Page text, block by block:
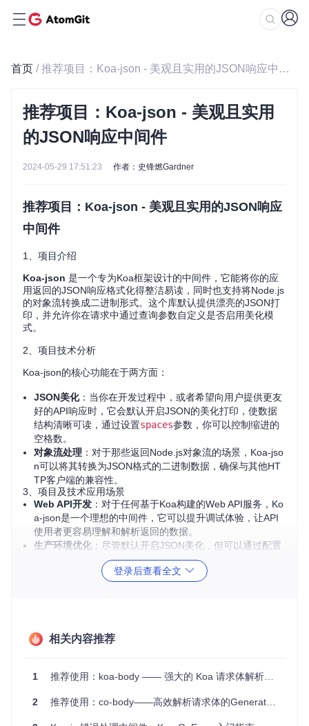
首页 / 推荐项目：Koa-json - 美观且实用的JSON响应中间件
推荐项目：Koa-json - 美观且实用
的JSON响应中间件
2024-05-29 17:51:23 作者：史锋燃Gardner
推荐项目：Koa-json - 美观且实用的JSON响应
中间件
1、项目介绍
Koa-json 是一个专为Koa框架设计的中间件，它能将你的应
用返回的JSON响应格式化得整洁易读，同时也支持将Node.js
的对象流转换成二进制形式。这个库默认提供漂亮的JSON打
印，并允许你在请求中通过查询参数自定义是否启用美化模
式。
2、项目技术分析
Koa-json的核心功能在于两方面：
JSON美化：当你在开发过程中，或者希望向用户提供更友
好的API响应时，它会默认开启JSON的美化打印，使数据
结构清晰可读，通过设置spaces参数，你可以控制缩进的
空格数。
对象流处理 ：对于那些返回Node.js对象流的场景，Koa-jso
n可以将其转换为JSON格式的二进制数据，确保与其他HT
TP客户端的兼容性。
3、项目及技术应用场景
Web API开发 ：对于任何基于Koa构建的Web API服务，Ko
a-json是一个理想的中间件，它可以提升调试体验，让API
使用者更容易理解和解析返回的数据。
生产环境优化 ：尽管默认开启JSON美化，但可以通过配置
关闭此功能，以减小响应大小，提高性能，适用于对效率要
求高的生产环境。
简洁集成：只需要一行代码即可轻松接入到你的Koa应用
进空间。
大了适用范围。
：无需额外的库或工具，直接通过查询字符串就能切
登录后查看全文
相关内容推荐
1 推荐使用：koa-body —— 强大的 Koa 请求体解析中间件
2 推荐使用：co-body——高效解析请求体的Generator库